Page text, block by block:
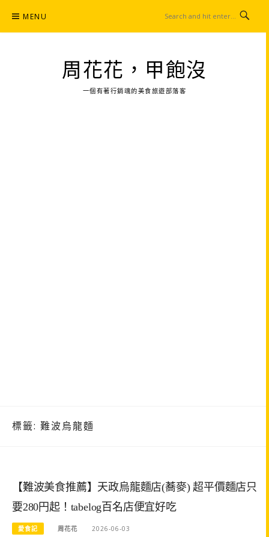
content
MENU
周花花，甲飽沒
一個有著行銷魂的美食旅遊部落客
標籤: 難波烏龍麵
【難波美食推薦】天政烏龍麵店(蕎麥) 超平價麵店只
要280円起！tabelog百名店便宜好吃
愛食記 周花花 2026-06-03